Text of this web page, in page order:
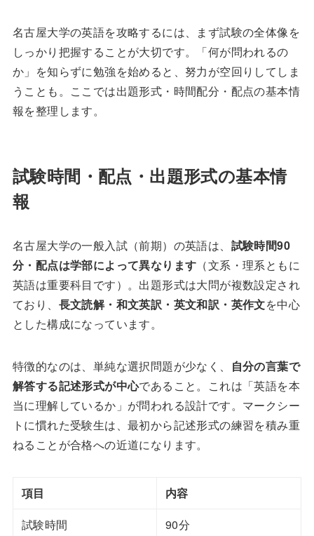
名古屋大学の英語を攻略するには、まず試験の全体像を
しっかり把握することが大切です。「何が問われるの
か」を知らずに勉強を始めると、努力が空回りしてしま
うことも。ここでは出題形式・時間配分・配点の基本情
報を整理します。
試験時間・配点・出題形式の基本情
報
名古屋大学の一般入試（前期）の英語は、 試験時間90
分・配点は学部によって異なります （文系・理系ともに
英語は重要科目です）。出題形式は大問が複数設定され
ており、 長文読解・和文英訳・英文和訳・英作文を中心
とした構成になっています。
特徴的なのは、単純な選択問題が少なく、
自分の言葉で
解答する記述形式が中心であること。これは「英語を本
当に理解しているか」が問われる設計です。マークシー
トに慣れた受験生は、最初から記述形式の練習を積み重
ねることが合格への近道になります。
項目
内容
試験時間
90分